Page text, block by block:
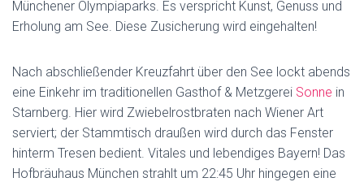
Münchener Olympiaparks. Es verspricht Kunst, Genuss und
Erholung am See. Diese Zusicherung wird eingehalten!
Nach abschließender Kreuzfahrt über den See lockt abends
eine Einkehr im traditionellen Gasthof & Metzgerei Sonne in
Starnberg. Hier wird Zwiebelrostbraten nach Wiener Art
serviert; der Stammtisch draußen wird durch das Fenster
hinterm Tresen bedient. Vitales und lebendiges Bayern! Das
Hofbräuhaus München strahlt um 22:45 Uhr hingegen eine